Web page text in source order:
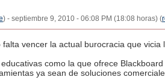
) - septiembre 9, 2010 - 06:08 PM (18:08 horas) (
vencer la actual burocracia que vicia
como la que ofrece
ya sean de soluciones